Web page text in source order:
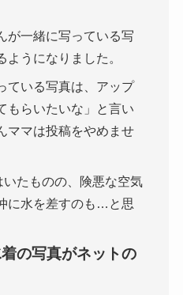
が一緒に写っている写
うになりました。
ている写真は、アップ
もらいたいな」と言い
ママは投稿をやめませ
たものの、険悪な空気
に水を差すのも…と思
の写真がネットの